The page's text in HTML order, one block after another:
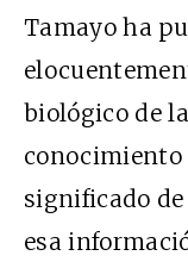
Tamayo ha
biológico de
conocimiento
significado
esa